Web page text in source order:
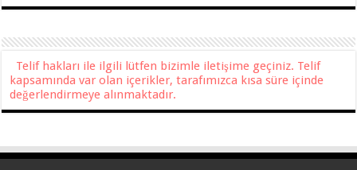
Telif hakları ile ilgili lütfen bizimle iletişime geçiniz. Telif
kapsamında var olan içerikler, tarafımızca kısa süre içinde
değerlendirmeye alınmaktadır.